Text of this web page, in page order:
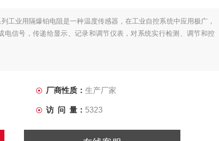
工业用隔爆铂电阻是一种温度传感器，在工业自控系统中应用极广，
信号，传递给显示、记录和调节仪表，对系统实行检测、调节和控
厂商性质： 生产厂家
访 问 量： 5323